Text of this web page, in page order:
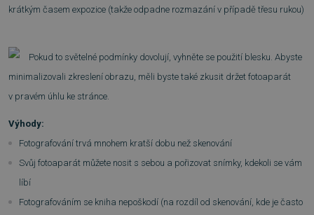
krátkým časem expozice (takže odpadne rozmazání v případě třesu rukou)
Pokud to světelné podmínky dovolují, vyhněte se použití blesku. Abyste
minimalizovali zkreslení obrazu, měli byste také zkusit držet fotoaparát
v pravém úhlu ke stránce.
Výhody:
Fotografování trvá mnohem kratší dobu než skenování
Svůj fotoaparát můžete nosit s sebou a pořizovat snímky, kdekoli se vám
líbí
Fotografováním se kniha nepoškodí (na rozdíl od skenování, kde je často